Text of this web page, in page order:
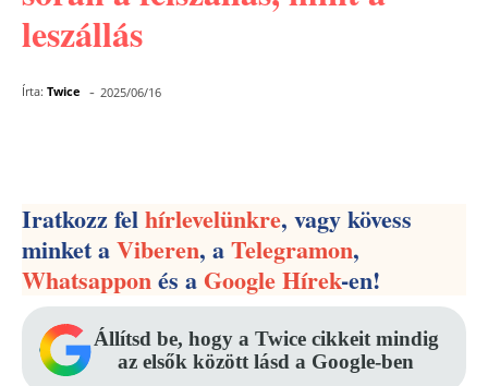
leszállás
Írta: Twice - 2025/06/16
Iratkozz felhírlevelünkre, vagy kövess
minket aViberen, aTelegramon,
Whatsapponés aGoogle Hírek-en!
Állítsd be, hogy a Twice cikkeit mindig
az elsők között lásd a Google-ben